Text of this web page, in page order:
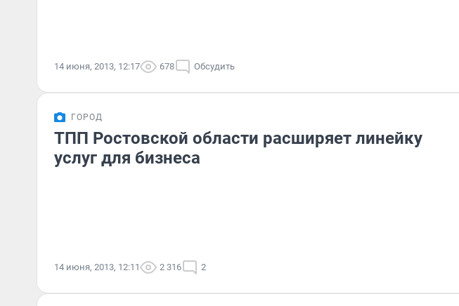
14 июня, 2013, 12:17 678 Обсудить
ГОРОД
ТПП Ростовской области расширяет линейку
услуг для бизнеса
14 июня, 2013, 12:11 2 316 2